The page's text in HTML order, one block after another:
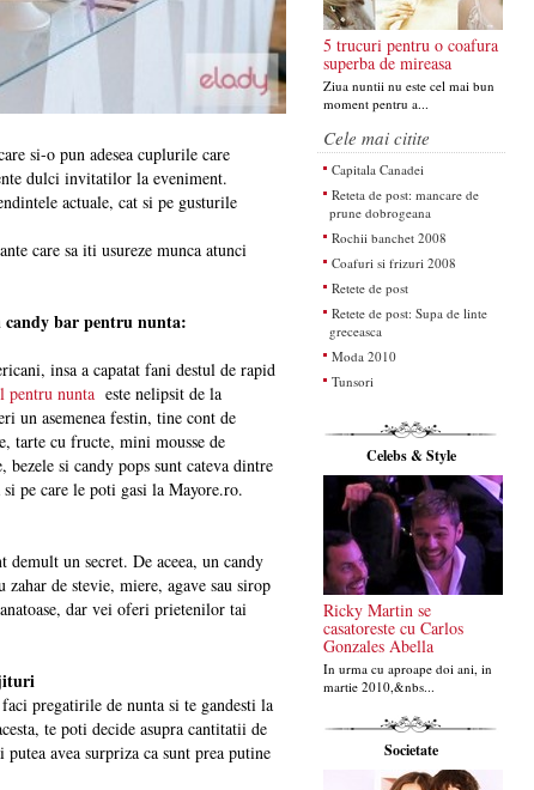
si-o pun adesea cuplurile care
dulci invitatilor la eveniment.
actuale, cat si pe gusturile
care sa iti usureze munca atunci
candy bar pentru nunta:
insa a capatat fani destul de rapid
pentru nunta este nelipsit de la
un asemenea festin, tine cont de
tarte cu fructe, mini mousse de
si candy pops sunt cateva dintre
pe care le poti gasi la Mayore.ro.
un secret. De aceea, un candy
de stevie, miere, agave sau sirop
dar vei oferi prietenilor tai
pregatirile de nunta si te gandesti la
te poti decide asupra cantitatii de
avea surpriza ca sunt prea putine
5 trucuri pentru o coafura
superba de mireasa
Ziua nuntii nu este cel mai bun
moment pentru a...
Cele mai citite
Capitala Canadei
Reteta de post: mancare de
prune dobrogeana
Rochii banchet 2008
Coafuri si frizuri 2008
Retete de post
Retete de post: Supa de linte
greceasca
Moda 2010
Tunsori
Celebs & Style
Ricky Martin se
casatoreste cu Carlos
Gonzales Abella
In urma cu aproape doi ani, in
martie 2010,&nbs...
Societate